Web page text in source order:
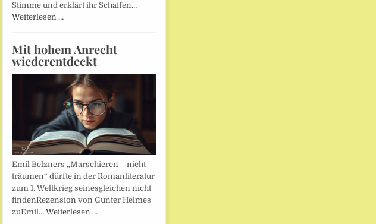
Stimme und erklärt ihr Schaffen…
Weiterlesen …
Mit hohem Anrecht
wiederentdeckt
Emil Belzners „Marschieren – nicht
träumen“ dürfte in der Romanliteratur
zum 1. Weltkrieg seinesgleichen nicht
findenRezension von Günter Helmes
zuEmil… Weiterlesen …